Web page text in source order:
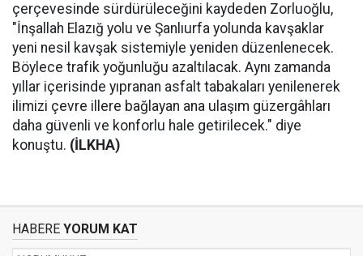
çerçevesinde sürdürüleceğini kaydeden Zorluoğlu,
"İnşallah Elazığ yolu ve Şanlıurfa yolunda kavşaklar
yeni nesil kavşak sistemiyle yeniden düzenlenecek.
Böylece trafik yoğunluğu azaltılacak. Aynı zamanda
yıllar içerisinde yıpranan asfalt tabakaları yenilenerek
ilimizi çevre illere bağlayan ana ulaşım güzergâhları
daha güvenli ve konforlu hale getirilecek." diye
konuştu. (İLKHA)
HABERE YORUM KAT